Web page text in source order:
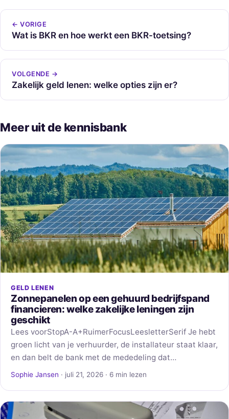
← VORIGE
Wat is BKR en hoe werkt een BKR-toetsing?
VOLGENDE →
Zakelijk geld lenen: welke opties zijn er?
Meer uit de kennisbank
GELD LENEN
Zonnepanelen op een gehuurd bedrijfspand
financieren: welke zakelijke leningen zijn
geschikt
Lees voorStopA-A+RuimerFocusLeesletterSerif Je hebt
groen licht van je verhuurder, de installateur staat klaar,
en dan belt de bank met de mededeling dat…
Sophie Jansen · juli 21, 2026 · 6 min lezen